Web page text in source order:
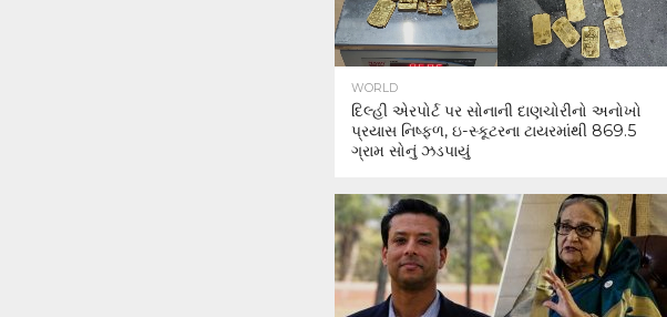
WORLD
દિલ્હી એરપોર્ટ પર સોનાની દાણચોરીનો અનોખો
પ્રયાસ નિષ્ફળ, ઇ-સ્કૂટરના ટાયરમાંથી 869.5
ગ્રામ સોનું ઝડપાયું